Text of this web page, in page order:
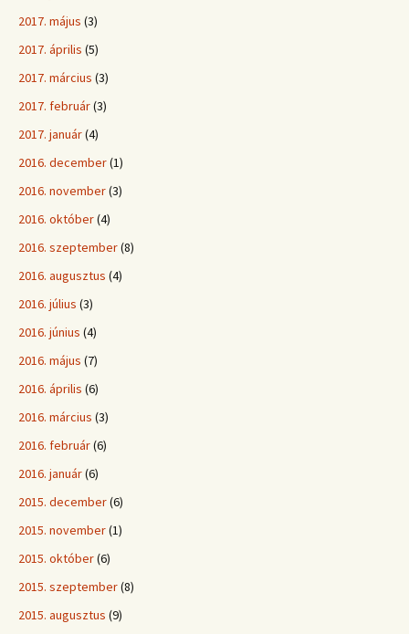
2017. május (3)
2017. április (5)
2017. március (3)
2017. február(3)
2017. január(4)
2016. december(1)
2016. november(3)
2016. október(4)
2016. szeptember(8)
2016. augusztus (4)
2016. július (3)
2016. június (4)
2016. május (7)
2016. április (6)
2016. március (3)
2016. február(6)
2016. január(6)
2015. december(6)
2015. november(1)
2015. október(6)
2015. szeptember(8)
2015. augusztus (9)